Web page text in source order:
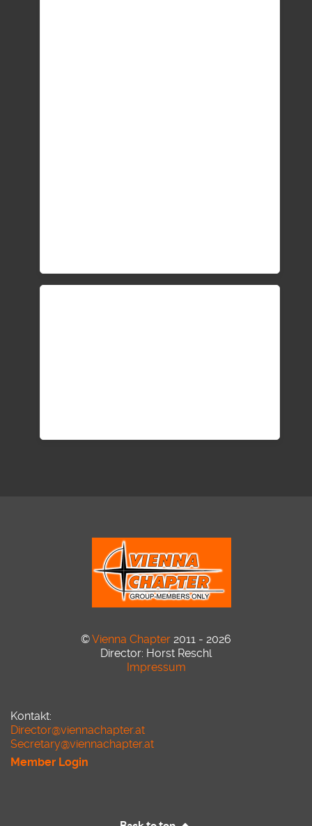
©Vienna Chapter 2011 - 2026
Director: Horst Reschl
Impressum
Kontakt:
Director@viennachapter.at
Secretary@viennachapter.at
Member Login